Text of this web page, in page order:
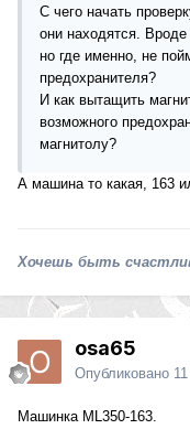
С чего начать
они находятся.
но где именно, не
предохранителя?
И как вытащить
возможного
магнитолу?
А машина то какая, 163
Хочешь быть
osa65
Опубликовано
Машинка ML350-163.